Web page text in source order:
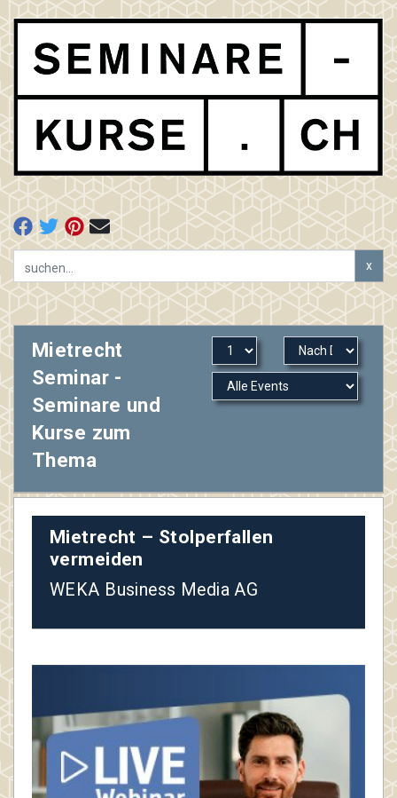
x
Mietrecht
Seminar -
Seminare und
Kurse zum
Thema
Mietrecht – Stolperfallen
vermeiden
WEKA Business Media AG